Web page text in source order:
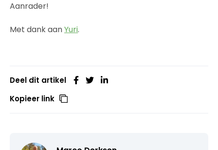
Aanrader!
Met dank aanYuri.
Deel dit artikel
Kopieer link